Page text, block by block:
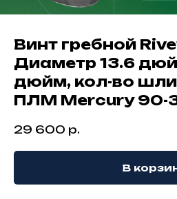
Винт гребной
Диаметр 13.6
дюйм, кол-во
ПЛМ Mercury 90-
29 600 р.
В